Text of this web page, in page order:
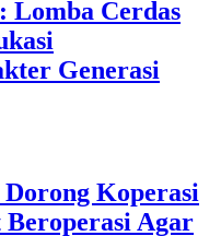
Cerdas
Generasi
Koperasi
Agar